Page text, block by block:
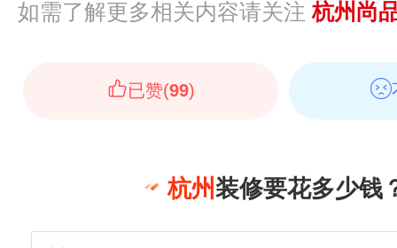
如需了解更多相关内容请关注杭州尚
已赞(99)
杭州装修要花多少钱